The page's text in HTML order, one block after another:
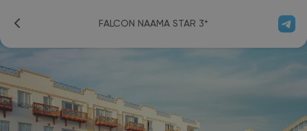
FALCON NAAMA STAR 3*